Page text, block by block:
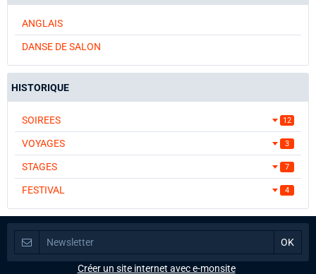
ANGLAIS
DANSE DE SALON
HISTORIQUE
SOIREES 12
VOYAGES 3
STAGES 7
FESTIVAL 4
Créer un site internet avec e-monsite